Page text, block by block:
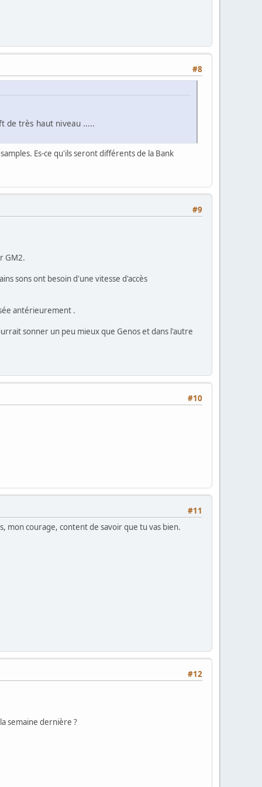
#8
de très haut niveau .....
Es-ce qu'ils seront différents de la Bank
#9
GM2.
sons ont besoin d'une vitesse d'accès
antérieurement .
sonner un peu mieux que Genos et dans l'autre
#10
#11
mon courage, content de savoir que tu vas bien.
#12
semaine dernière ?